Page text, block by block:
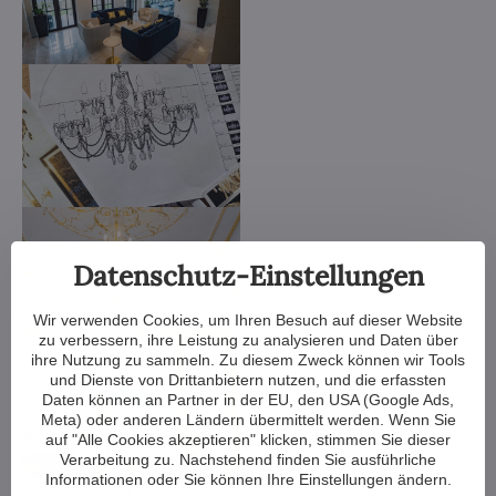
Wir verkleinern oder vergrößern den Kronleuchter, ändern die
Datenschutz-Einstellungen
Wir verwenden Cookies, um Ihren Besuch auf dieser Website
zu verbessern, ihre Leistung zu analysieren und Daten über
ihre Nutzung zu sammeln. Zu diesem Zweck können wir Tools
und Dienste von Drittanbietern nutzen, und die erfassten
Daten können an Partner in der EU, den USA (Google Ads,
Meta) oder anderen Ländern übermittelt werden. Wenn Sie
auf "Alle Cookies akzeptieren" klicken, stimmen Sie dieser
Verarbeitung zu. Nachstehend finden Sie ausführliche
Informationen oder Sie können Ihre Einstellungen ändern.